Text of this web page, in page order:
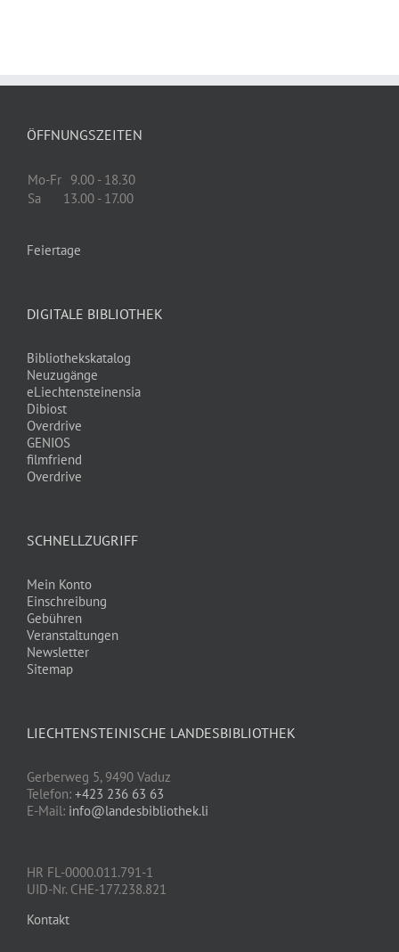
ÖFFNUNGSZEITEN
Mo-Fr 9.00 - 18.30
Sa
13.00 - 17.00
Feiertage
DIGITALE BIBLIOTHEK
Bibliothekskatalog
Neuzugänge
eLiechtensteinensia
Dibiost
Overdrive
GENIOS
filmfriend
Overdrive
SCHNELLZUGRIFF
Mein Konto
Einschreibung
Gebühren
Veranstaltungen
Newsletter
Sitemap
LIECHTENSTEINISCHE LANDESBIBLIOTHEK
Gerberweg 5, 9490 Vaduz
Telefon: +423 236 63 63
E-Mail: info@landesbibliothek.li
HR FL-0000.011.791-1
UID-Nr. CHE-177.238.821
Kontakt